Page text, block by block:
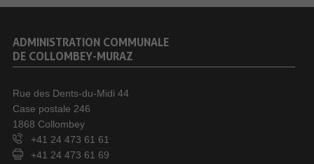
ADMINISTRATION COMMUNALE
DE COLLOMBEY-MURAZ
Rue des Dents-du-Midi 44
Case postale 246
1868 Collombey
+41 24 473 61 61
+41 24 473 61 69